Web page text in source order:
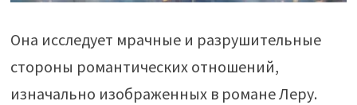
Она исследует мрачные и разрушительные
стороны романтических отношений,
изначально изображенных в романе Леру.